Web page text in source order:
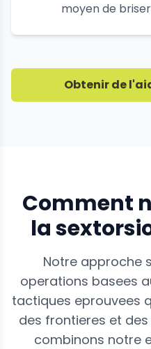
moyen de
Obtenir de
Comment
la
Notre approche
operations basees
tactiques eprouvees
des frontieres et
combinons notre